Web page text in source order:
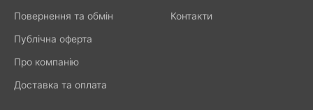
Повернення та обмін
Публічна оферта
Про компанію
Доставка та оплата
Контакти